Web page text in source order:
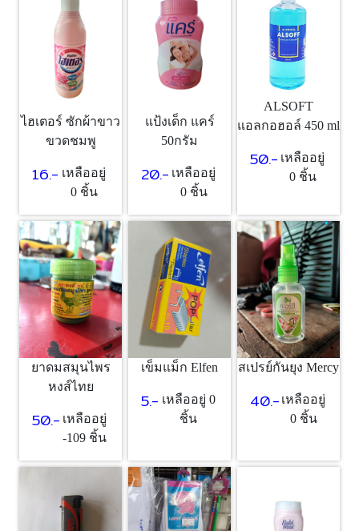
ไฮเตอร์ ซักผ้าขาว
ขวดชมพู
16.- เหลืออยู่
0 ชิ้น
แป้งเด็ก แคร์
50กรัม
20.- เหลืออยู่
0 ชิ้น
ALSOFT
แอลกอฮอล์ 450 ml
50.- เหลืออยู่
0 ชิ้น
ยาดมสมุนไพร
หงส์ไทย
50.- เหลืออยู่
-109 ชิ้น
เข็มแม็ก Elfen
5.- เหลืออยู่ 0
ชิ้น
สเปรย์กันยุง Mercy
40.- เหลืออยู่
0 ชิ้น